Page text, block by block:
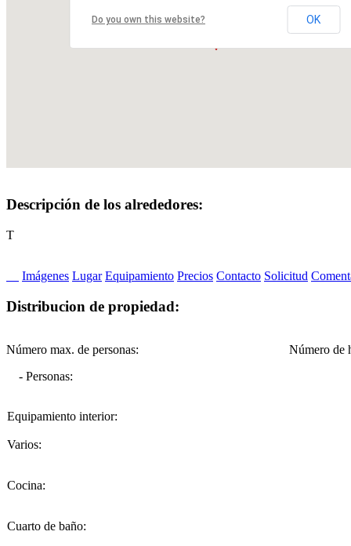
Do you own this website? OK
Descripción de los alrededores:
T
Imágenes Lugar Equipamiento Precios Contacto Solicitud
Distribucion de propiedad:
Número max. de personas:
- Personas:
Número de
Equipamiento interior:
Varios:
Cocina:
Cuarto de baño: